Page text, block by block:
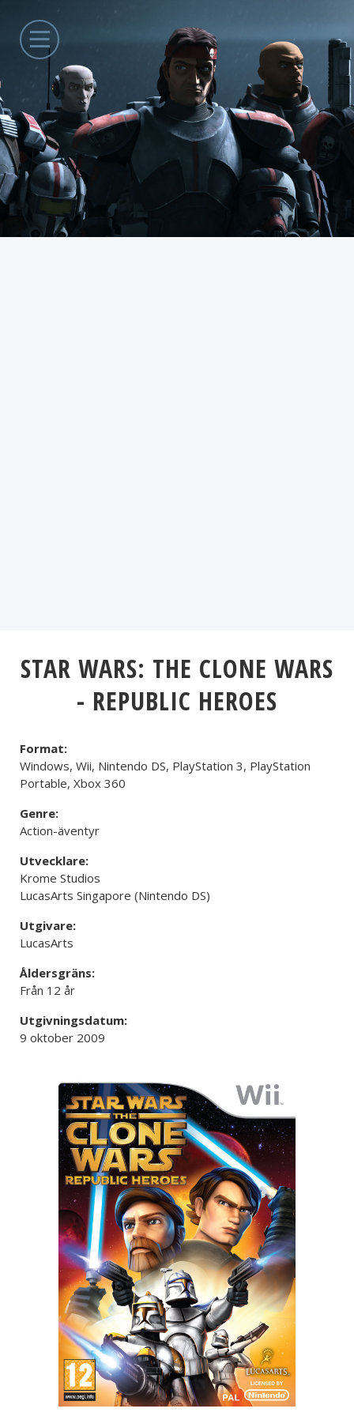
STAR WARS: THE CLONE WARS
- REPUBLIC HEROES
Format:
Windows, Wii, Nintendo DS, PlayStation 3, PlayStation
Portable, Xbox 360
Genre:
Action-äventyr
Utvecklare:
Krome Studios
LucasArts Singapore (Nintendo DS)
Utgivare:
LucasArts
Åldersgräns:
Från 12 år
Utgivningsdatum:
9 oktober 2009